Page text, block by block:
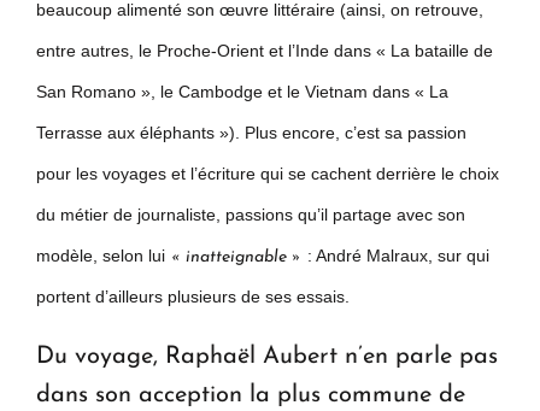
beaucoup alimenté son œuvre littéraire (ainsi, on retrouve,
entre autres, le Proche-Orient et l’Inde dans « La bataille de
San Romano », le Cambodge et le Vietnam dans « La
Terrasse aux éléphants »). Plus encore, c’est sa passion
pour les voyages et l’écriture qui se cachent derrière le choix
du métier de journaliste, passions qu’il partage avec son
modèle, selon lui « inatteignable » : André Malraux, sur qui
portent d’ailleurs plusieurs de ses essais.
Du voyage, Raphaël Aubert n’en parle pas
dans son acception la plus commune de